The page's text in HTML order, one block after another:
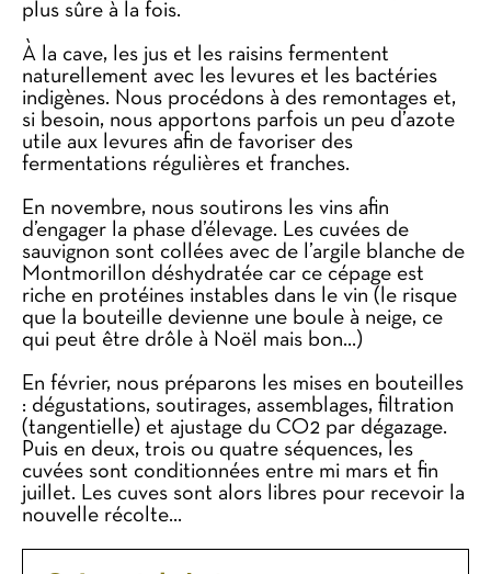
plus sûre à la fois.
À la cave, les jus et les raisins fermentent
naturellement avec les levures et les bactéries
indigènes. Nous procédons à des remontages et,
si besoin, nous apportons parfois un peu d’azote
utile aux levures afin de favoriser des
fermentations régulières et franches.
En novembre, nous soutirons les vins afin
d’engager la phase d’élevage. Les cuvées de
sauvignon sont collées avec de l’argile blanche de
Montmorillon déshydratée car ce cépage est
riche en protéines instables dans le vin (le risque
que la bouteille devienne une boule à neige, ce
qui peut être drôle à Noël mais bon…)
En février, nous préparons les mises en bouteilles
: dégustations, soutirages, assemblages, filtration
(tangentielle) et ajustage du CO2 par dégazage.
Puis en deux, trois ou quatre séquences, les
cuvées sont conditionnées entre mi mars et fin
juillet. Les cuves sont alors libres pour recevoir la
nouvelle récolte…